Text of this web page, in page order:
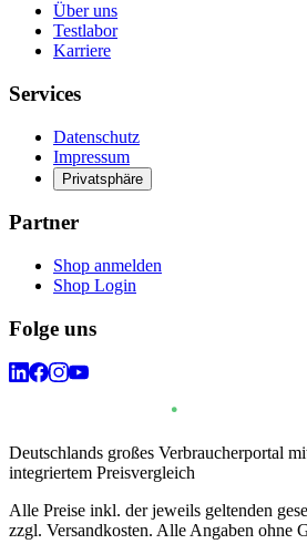
Über uns
Testlabor
Karriere
Services
Datenschutz
Impressum
Privatsphäre
Partner
Shop anmelden
Shop Login
Folge uns
Deutschlands großes Verbraucherportal
integriertem Preisvergleich
Alle Preise inkl. der jeweils geltenden
zzgl. Versandkosten. Alle Angaben ohne